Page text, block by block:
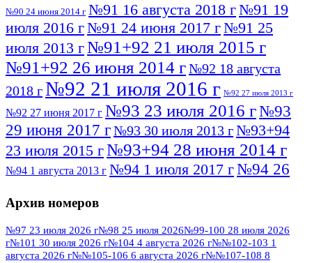
№90 24 июня 2014 г №91 16 августа 2018 г№91 19
июля 2016 г№91 24 июня 2017 г№91 25
июля 2013 г№91+92 21 июля 2015 г
№91+92 26 июня 2014 г№92 18 августа
2018 г№92 21 июля 2016 г №92 27 июля 2013 г
№92 27 июня 2017 г №93 23 июля 2016 г№93
29 июня 2017 г№93 30 июля 2013 г№93+94
23 июля 2015 г№93+94 28 июня 2014 г
№94 1 августа 2013 г №94 1 июля 2017 г№94 26
№95 7 августа 2012 г
№95 28 июля 2016 г №95+96 3 августа
2013 г№96 6 июля 2017 г№96 9 августа
Архив номеров
№97 23 июля 2026 г№98 25 июля 2026№99-100 28 июля 2026
г№101 30 июля 2026 г№104 4 августа 2026 г№№102-103 1
августа 2026 г№№105-106 6 августа 2026 г№№107-108 8